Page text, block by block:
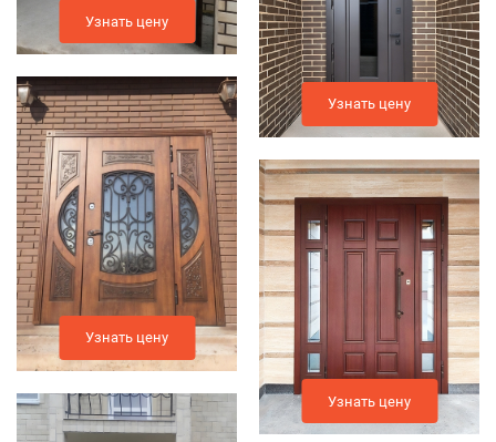
Узнать цену
Узнать цену
Узнать цену
Узнать цену